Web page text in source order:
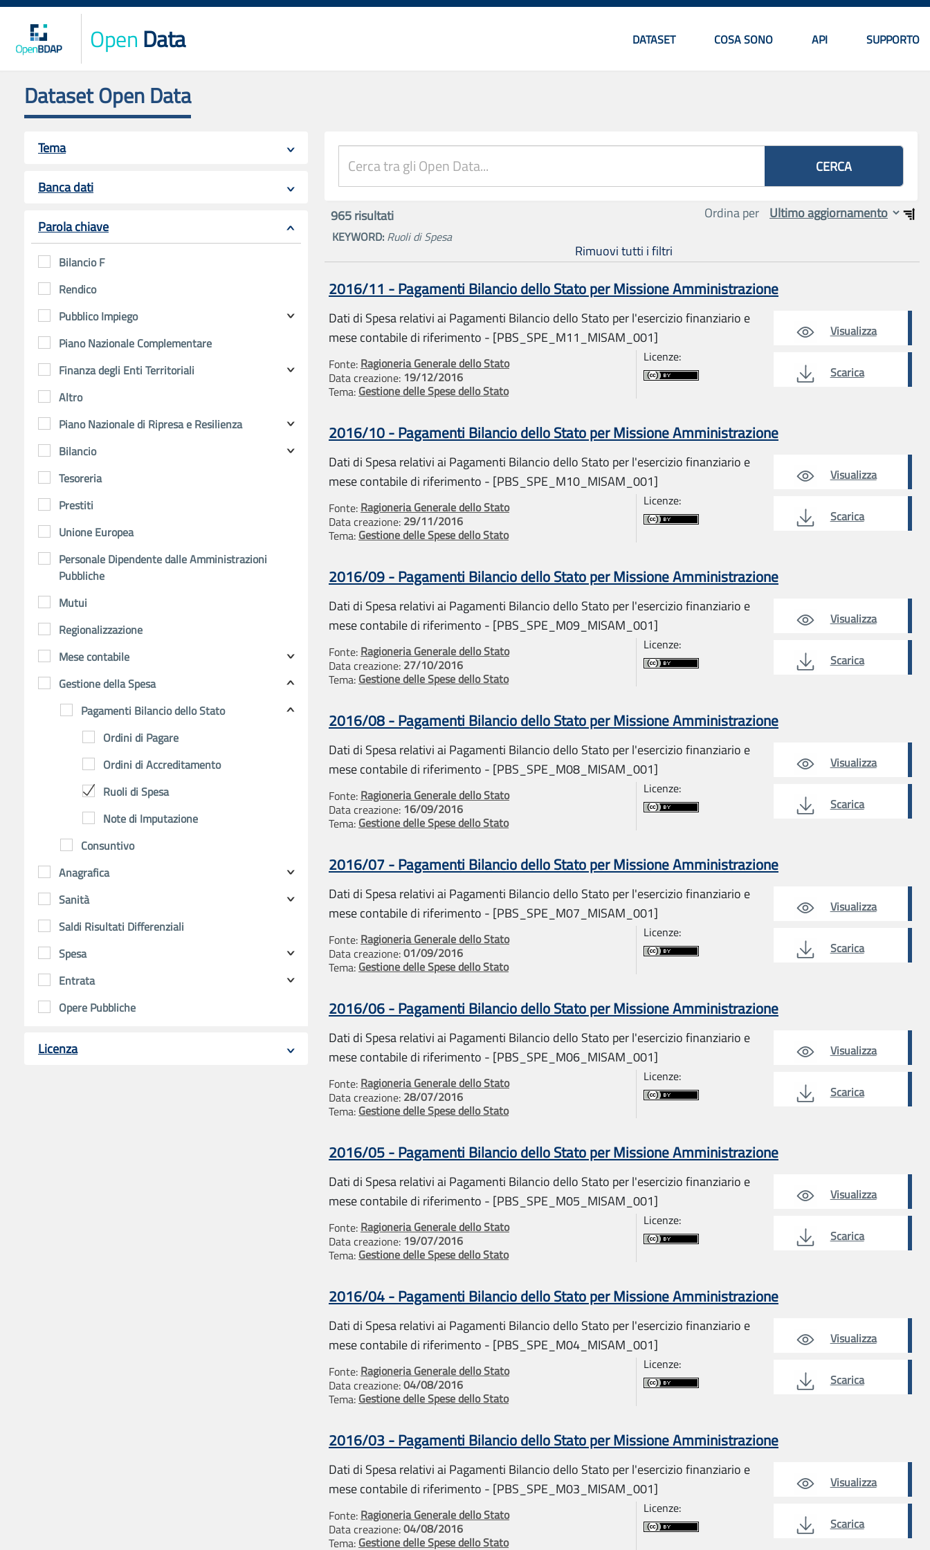
Open Data Menu principale
DATASET COSA SONO API SUPPORTO
Dataset Open Data
Tema
Banca dati
Parola chiave
Bilancio F
Rendico
Pubblico Impiego
Piano Nazionale Complementare
Finanza degli Enti Territoriali
Altro
Piano Nazionale di Ripresa e Resilienza
Bilancio
Tesoreria
Prestiti
Unione Europea
Personale Dipendente dalle Amministrazioni
Pubbliche
Mutui
Regionalizzazione
Mese contabile
Gestione della Spesa
Pagamenti Bilancio dello Stato
Ordini di Pagare
Ordini di Accreditamento
Ruoli di Spesa
Note di Imputazione
Consuntivo
Anagrafica
Sanità
Saldi Risultati Differenziali
Spesa
Entrata
Opere Pubbliche
Licenza
CERCA
965risultati Ordina per
KEYWORD: Ruoli di Spesa
Rimuovi tutti i filtri
2016/11 - Pagamenti Bilancio dello Stato per Missione Amministrazione
Dati di Spesa relativi ai Pagamenti Bilancio dello Stato per l'esercizio finanziario e
mese contabile di riferimento - [PBS_SPE_M11_MISAM_001]
Fonte: Ragioneria Generale dello Stato
Data creazione: 19/12/2016
Tema: Gestione delle Spese dello Stato
Licenze:
Visualizza
Scarica
2016/10 - Pagamenti Bilancio dello Stato per Missione Amministrazione
Dati di Spesa relativi ai Pagamenti Bilancio dello Stato per l'esercizio finanziario e
mese contabile di riferimento - [PBS_SPE_M10_MISAM_001]
Fonte: Ragioneria Generale dello Stato
Data creazione: 29/11/2016
Tema: Gestione delle Spese dello Stato
Licenze:
Visualizza
Scarica
2016/09 - Pagamenti Bilancio dello Stato per Missione Amministrazione
Dati di Spesa relativi ai Pagamenti Bilancio dello Stato per l'esercizio finanziario e
mese contabile di riferimento - [PBS_SPE_M09_MISAM_001]
Fonte: Ragioneria Generale dello Stato
Data creazione: 27/10/2016
Tema: Gestione delle Spese dello Stato
Licenze:
Visualizza
Scarica
2016/08 - Pagamenti Bilancio dello Stato per Missione Amministrazione
Dati di Spesa relativi ai Pagamenti Bilancio dello Stato per l'esercizio finanziario e
mese contabile di riferimento - [PBS_SPE_M08_MISAM_001]
Fonte: Ragioneria Generale dello Stato
Data creazione: 16/09/2016
Tema: Gestione delle Spese dello Stato
Licenze:
Visualizza
Scarica
2016/07 - Pagamenti Bilancio dello Stato per Missione Amministrazione
Dati di Spesa relativi ai Pagamenti Bilancio dello Stato per l'esercizio finanziario e
mese contabile di riferimento - [PBS_SPE_M07_MISAM_001]
Fonte: Ragioneria Generale dello Stato
Data creazione:01/09/2016
Tema: Gestione delle Spese dello Stato
Licenze:
Visualizza
Scarica
2016/06 - Pagamenti Bilancio dello Stato per Missione Amministrazione
Dati di Spesa relativi ai Pagamenti Bilancio dello Stato per l'esercizio finanziario e
mese contabile di riferimento - [PBS_SPE_M06_MISAM_001]
Fonte: Ragioneria Generale dello Stato
Data creazione: 28/07/2016
Tema: Gestione delle Spese dello Stato
Licenze:
Visualizza
Scarica
2016/05 - Pagamenti Bilancio dello Stato per Missione Amministrazione
Dati di Spesa relativi ai Pagamenti Bilancio dello Stato per l'esercizio finanziario e
mese contabile di riferimento - [PBS_SPE_M05_MISAM_001]
Fonte: Ragioneria Generale dello Stato
Data creazione: 19/07/2016
Tema: Gestione delle Spese dello Stato
Licenze:
Visualizza
Scarica
2016/04 - Pagamenti Bilancio dello Stato per Missione Amministrazione
Dati di Spesa relativi ai Pagamenti Bilancio dello Stato per l'esercizio finanziario e
mese contabile di riferimento - [PBS_SPE_M04_MISAM_001]
Fonte: Ragioneria Generale dello Stato
Data creazione:04/08/2016
Tema: Gestione delle Spese dello Stato
Licenze:
Visualizza
Scarica
2016/03 - Pagamenti Bilancio dello Stato per Missione Amministrazione
Dati di Spesa relativi ai Pagamenti Bilancio dello Stato per l'esercizio finanziario e
mese contabile di riferimento - [PBS_SPE_M03_MISAM_001]
Fonte: Ragioneria Generale dello Stato
Data creazione:04/08/2016
Tema: Gestione delle Spese dello Stato
Licenze:
Visualizza
Scarica